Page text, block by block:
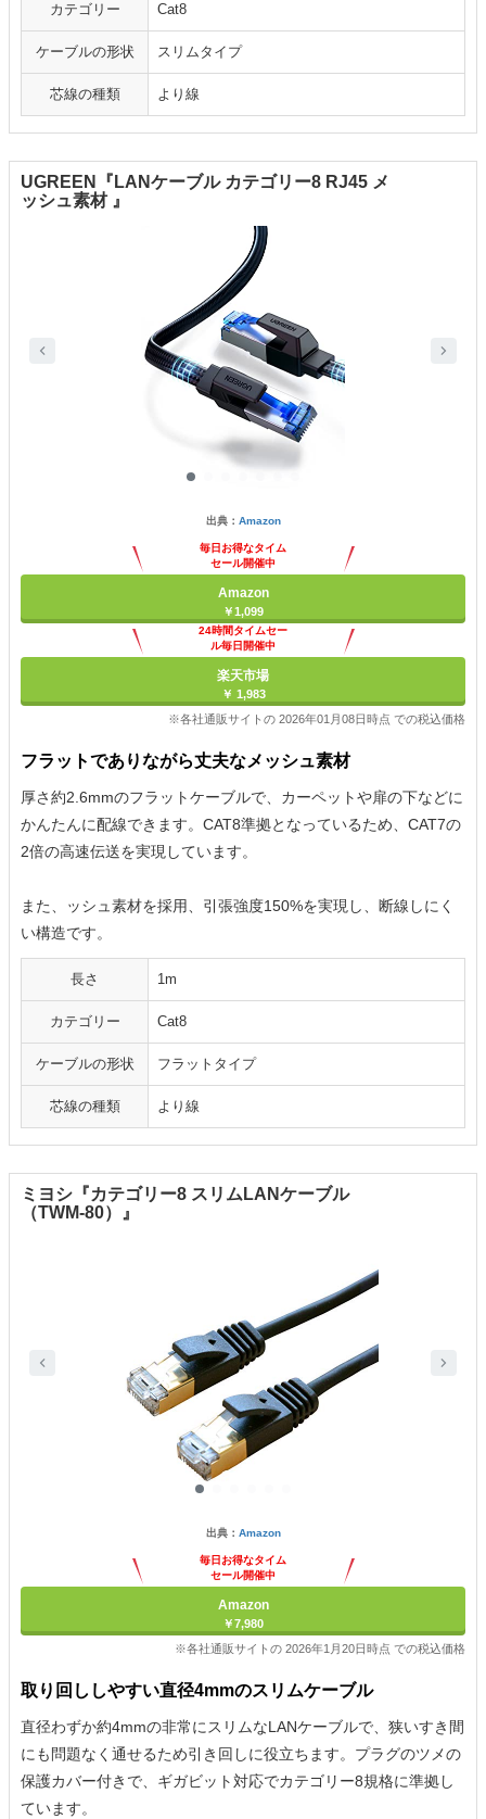
カテゴリー Cat8
ケーブルの形状 スリムタイプ
芯線の種類 より線
UGREEN『LANケーブル カテゴリー8 RJ45 メ
ッシュ素材 』
出典： Amazon
毎日お得なタイム
セール開催中
Amazon
￥1,099
24時間タイムセー
ル毎日開催中
楽天市場
￥ 1,983
※各社通販サイトの 2026年01月08日時点 での税込価格
フラットでありながら丈夫なメッシュ素材
厚さ約2.6mmのフラットケーブルで、カーペットや扉の下などに
かんたんに配線できます。CAT8準拠となっているため、CAT7の
2倍の高速伝送を実現しています。
また、ッシュ素材を採用、引張強度150%を実現し、断線しにく
い構造です。
長さ 1m
カテゴリー Cat8
ケーブルの形状 フラットタイプ
芯線の種類 より線
ミヨシ『カテゴリー8 スリムLANケーブル
（TWM-80）』
出典： Amazon
毎日お得なタイム
セール開催中
Amazon
￥7,980
※各社通販サイトの 2026年1月20日時点 での税込価格
取り回ししやすい直径4mmのスリムケーブル
直径わずか約4mmの非常にスリムなLANケーブルで、狭いすき間
にも問題なく通せるため引き回しに役立ちます。プラグのツメの
保護カバー付きで、ギガビット対応でカテゴリー8規格に準拠し
ています。